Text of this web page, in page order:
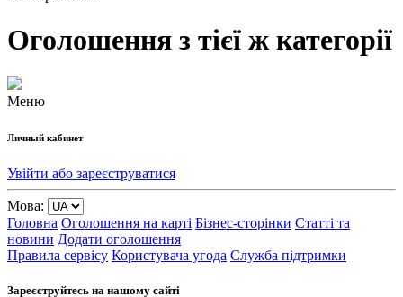
Оголошення з тієї ж категорії
Меню
Личный кабинет
Увійти або зареєструватися
Мова:
Головна Оголошення на карті Бізнес-сторінки Статті та
новини Додати оголошення
Правила сервісу Користувача угода Служба підтримки
Зареєструйтесь на нашому сайті